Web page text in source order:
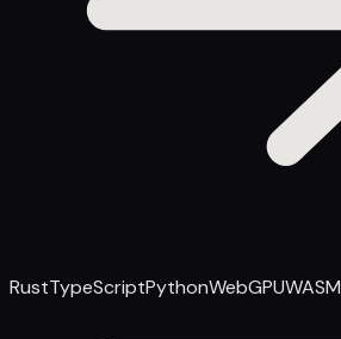
RustTypeScriptPythonWebGPUWASM